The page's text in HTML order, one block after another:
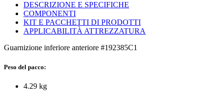
DESCRIZIONE E SPECIFICHE
COMPONENTI
KIT E PACCHETTI DI PRODOTTI
APPLICABILITÀ ATTREZZATURA
Guarnizione inferiore anteriore #192385C1
Peso del pacco:
4.29 kg